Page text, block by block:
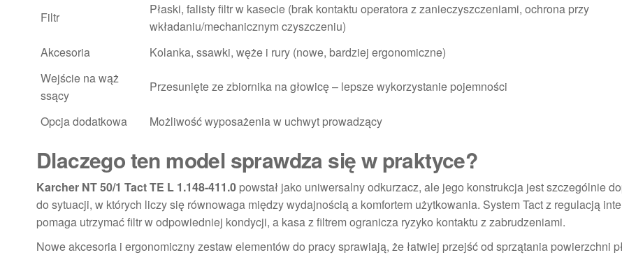
Filtr
Płaski, falisty filtr w kasecie (brak kontaktu operatora z zanieczyszczeniami, ochrona przy
wkładaniu/mechanicznym czyszczeniu)
Akcesoria
Kolanka, ssawki, węże i rury (nowe, bardziej ergonomiczne)
Wejście na wąż
ssący
Przesunięte ze zbiornika na głowicę – lepsze wykorzystanie pojemności
Opcja dodatkowa Możliwość wyposażenia w uchwyt prowadzący
Dlaczego ten model sprawdza się w praktyce?
Karcher NT 50/1 Tact TE L 1.148-411.0 powstał jako uniwersalny odkurzacz, ale jego konstrukcja jest szczególnie
do sytuacji, w których liczy się równowaga między wydajnością a komfortem użytkowania. System Tact z regulacją
pomaga utrzymać filtr w odpowiedniej kondycji, a kasa z filtrem ogranicza ryzyko kontaktu z zabrudzeniami.
Nowe akcesoria i ergonomiczny zestaw elementów do pracy sprawiają, że łatwiej przejść od sprzątania powierzchni